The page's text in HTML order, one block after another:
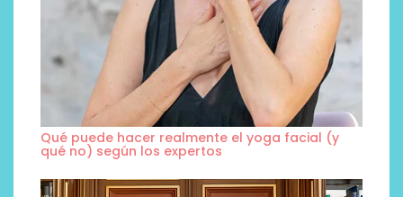
Qué puede hacer realmente el yoga facial (y
qué no) según los expertos